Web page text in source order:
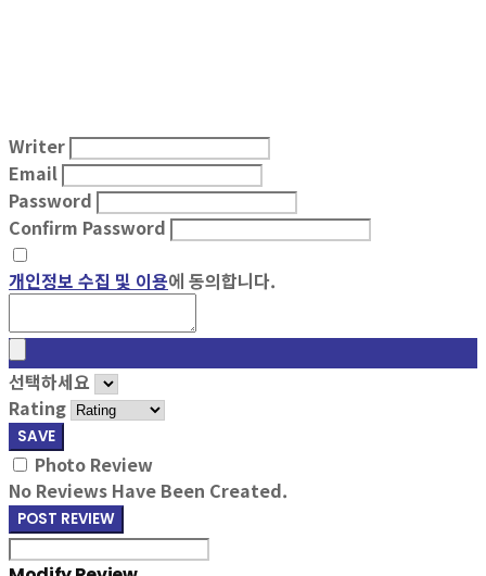
Writer
Email
Password
Confirm Password
개인정보 수집 및 이용에 동의합니다.
선택하세요
Rating
SAVE
Photo Review
No Reviews Have Been Created.
POST REVIEW